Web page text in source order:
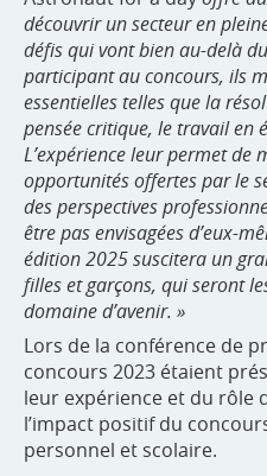
découvrir un secteur en
défis qui vont bien au-delà
participant au concours, ils
essentielles telles que la
pensée critique, le travail en
L’expérience leur permet de
opportunités offertes par le
des perspectives
être pas envisagées d’eux-
édition 2025 suscitera un
filles et garçons, qui seront
domaine d’avenir. »
Lors de la conférence de
concours 2023 étaient
leur expérience et du rôle
l’impact positif du
personnel et scolaire.